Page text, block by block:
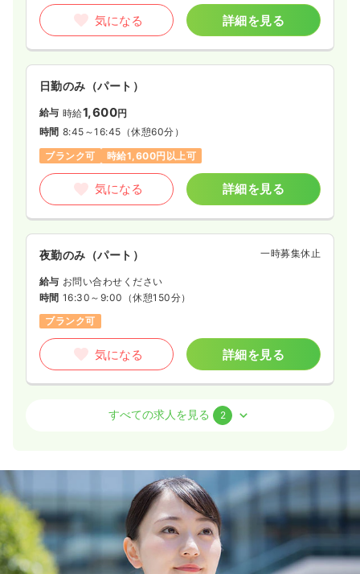
気になる 詳細を見る
日勤のみ（パート）
給与 時給1,600円
時間 8:45～16:45 （休憩60分）
ブランク可
時給1,600円以上可
気になる 詳細を見る
夜勤のみ（パート） 一時募集休止
給与 お問い合わせください
時間 16:30～9:00 （休憩150分）
ブランク可
気になる 詳細を見る
時間 8:45～16:45（休憩60分）
ブランク可
時給1,600円以上可
気になる 詳細を見る
すべての求人を見る 2